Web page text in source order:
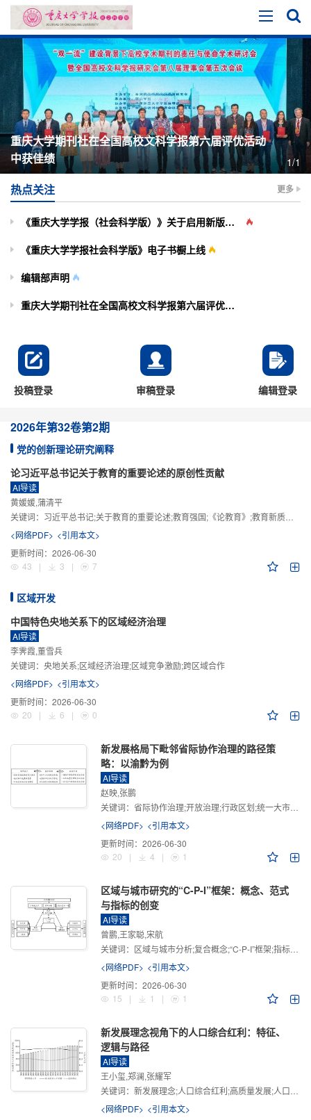
重庆大学期刊社在全国高校文科学报第六届评优活动
中获佳绩
1/1
热点关注 更多
《重庆大学学报（社会科学版）》关于启用新版投审稿系统的通知
《重庆大学学报社会科学版》电子书橱上线
编辑部声明
重庆大学期刊社在全国高校文科学报第六届评优活动中获佳绩
投稿登录 审稿登录 编辑登录
2026年第32卷第2期
党的创新理论研究阐释
论习近平总书记关于教育的重要论述的原创性贡献
AI导读
黄媛媛,蒲清平
关键词： 习近平总书记;关于教育的重要论述;教育强国;《论教育》;教育新质生产力;教育人工智能
<网络PDF> <引用本文>
更新时间： 2026-06-30
43
| 3 | 7
区域开发
中国特色央地关系下的区域经济治理
AI导读
李霁霞,董雪兵
关键词： 央地关系;区域经济治理;区域竞争激励;跨区域合作
<网络PDF> <引用本文>
更新时间： 2026-06-30
20
| 6 | 0
新发展格局下毗邻省际协作治理的路径策
略：以渝黔为例
AI导读
赵映,张鹏
关键词： 省际协作治理;开放治理;行政区划;统一大市场;新发展格局
<网络PDF> <引用本文>
更新时间： 2026-06-30
20
| 4 | 1
区域与城市研究的“C-P-I”框架：概念、范式
与指标的创变
AI导读
曾鹏,王家聪,宋航
关键词： 区域与城市分析;复合概念;“C-P-I”框架;指标体系
<网络PDF> <引用本文>
更新时间： 2026-06-30
15
| 1 | 1
新发展理念视角下的人口综合红利：特征、
逻辑与路径
AI导读
王小玺,郑澜,张耀军
关键词： 新发展理念;人口综合红利;高质量发展;人口政策;中国式现代化
<网络PDF> <引用本文>